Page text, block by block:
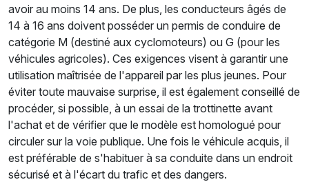
avoir au moins 14 ans. De plus, les conducteurs âgés de
14 à 16 ans doivent posséder un permis de conduire de
catégorie M (destiné aux cyclomoteurs) ou G (pour les
véhicules agricoles). Ces exigences visent à garantir une
utilisation maîtrisée de l'appareil par les plus jeunes. Pour
éviter toute mauvaise surprise, il est également conseillé de
procéder, si possible, à un essai de la trottinette avant
l'achat et de vérifier que le modèle est homologué pour
circuler sur la voie publique. Une fois le véhicule acquis, il
est préférable de s'habituer à sa conduite dans un endroit
sécurisé et à l'écart du trafic et des dangers.